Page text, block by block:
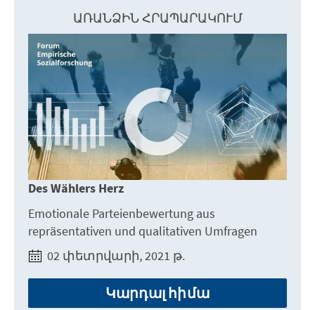
ԱՌԱՆՁԻՆ ՀՐԱՊԱՐԱԿՈՒՄ
Des Wählers Herz
Emotionale Parteienbewertung aus
repräsentativen und qualitativen Umfragen
02 փետրվարի, 2021 թ.
Կարդալ հիմա